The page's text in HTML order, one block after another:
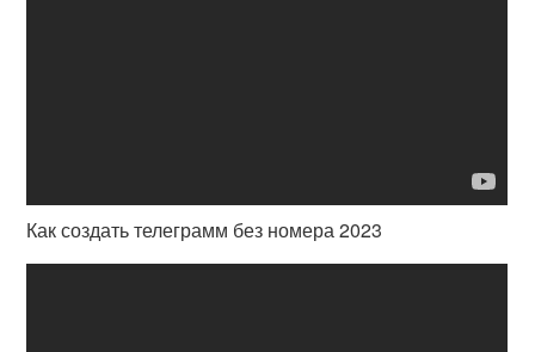
Как создать телеграмм без номера 2023